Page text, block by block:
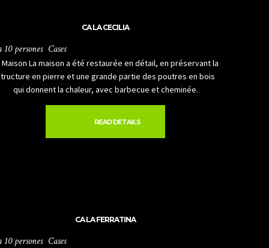
CA LA CECILIA
10 persones Cases
Maison La maison a été restaurée en détail, en préservant la
en pierre et une grande partie des poutres en bois
qui donnent la chaleur, avec barbecue et cheminée.
READ DETAILS
CA LA FERRATINA
10 persones Cases